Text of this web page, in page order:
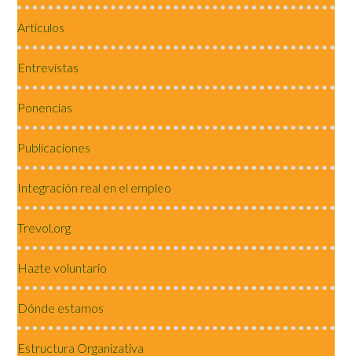
Artículos
Entrevistas
Ponencias
Publicaciones
Integración real en el empleo
Trevol.org
Hazte voluntario
Dónde estamos
Estructura Organizativa